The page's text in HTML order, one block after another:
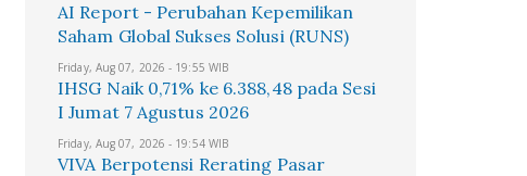
AI Report - Perubahan Kepemilikan
Saham Global Sukses Solusi (RUNS)
Friday, Aug 07, 2026 - 19:55 WIB
IHSG Naik 0,71% ke 6.388,48 pada Sesi
I Jumat 7 Agustus 2026
Friday, Aug 07, 2026 - 19:54 WIB
VIVA Berpotensi Rerating Pasar